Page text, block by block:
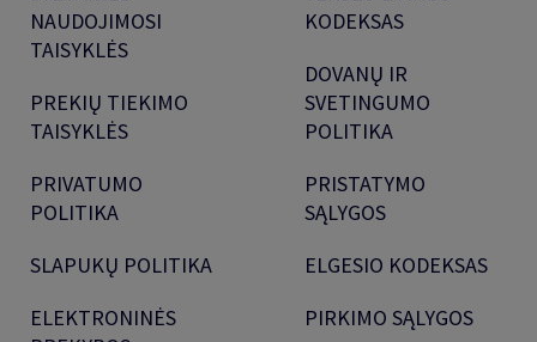
NAUDOJIMOSI
TAISYKLĖS
PREKIŲ TIEKIMO
TAISYKLĖS
PRIVATUMO
POLITIKA
SLAPUKŲ POLITIKA
ELEKTRONINĖS
KODEKSAS
DOVANŲ IR
SVETINGUMO
POLITIKA
PRISTATYMO
SĄLYGOS
ELGESIO KODEKSAS
PIRKIMO SĄLYGOS